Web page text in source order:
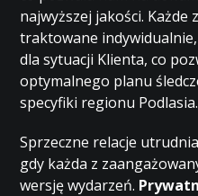
najwyższej jakości. Każde
traktowane
dla sytuacji Klienta, co
optymalnego planu
specyfiki regionu Podlasia.
Sprzeczne relacje
gdy każda z
wersję wydarzeń.